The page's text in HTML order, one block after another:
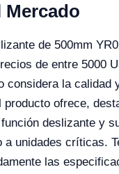
Mercado
de 500mm
de entre 5000
considera la calidad
producto ofrece,
deslizante y
a unidades críticas.
las